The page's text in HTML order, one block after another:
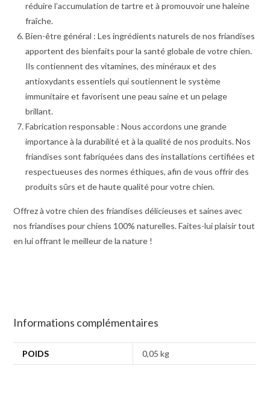
réduire l’accumulation de tartre et à promouvoir une haleine
fraîche.
Bien-être général : Les ingrédients naturels de nos friandises
apportent des bienfaits pour la santé globale de votre chien.
Ils contiennent des vitamines, des minéraux et des
antioxydants essentiels qui soutiennent le système
immunitaire et favorisent une peau saine et un pelage
brillant.
Fabrication responsable : Nous accordons une grande
importance à la durabilité et à la qualité de nos produits. Nos
friandises sont fabriquées dans des installations certifiées et
respectueuses des normes éthiques, afin de vous offrir des
produits sûrs et de haute qualité pour votre chien.
Offrez à votre chien des friandises délicieuses et saines avec
nos friandises pour chiens 100% naturelles. Faites-lui plaisir tout
en lui offrant le meilleur de la nature !
Informations complémentaires
POIDS 0,05 kg